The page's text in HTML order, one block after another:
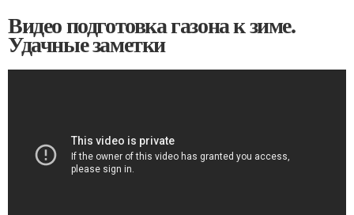
Видео подготовка газона к зиме.
Удачные заметки